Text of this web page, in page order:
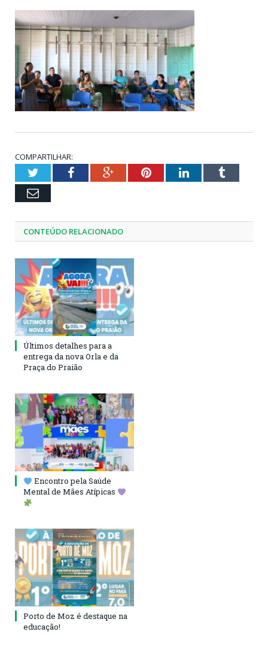
COMPARTILHAR:
TwitterFacebookGoogle+PinterestLinkedInTumblr
Email
CONTEÚDO RELACIONADO
Últimos detalhes para a
entrega da nova Orla e da
Praça do Praião
Encontro pela Saúde
Mental de Mães Atípicas
Porto de Moz é destaque na
educação!